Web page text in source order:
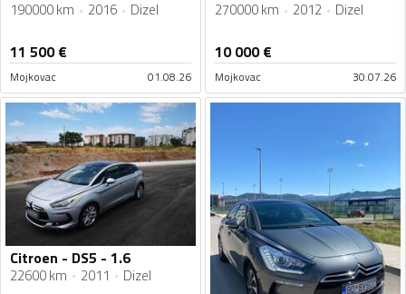
190000 km 2016 Dizel
11 500€
Mojkovac 01.08.26
270000 km 2012 Dizel
10 000€
Mojkovac 30.07.26
Citroen - DS5 - 1.6
22600 km 2011 Dizel